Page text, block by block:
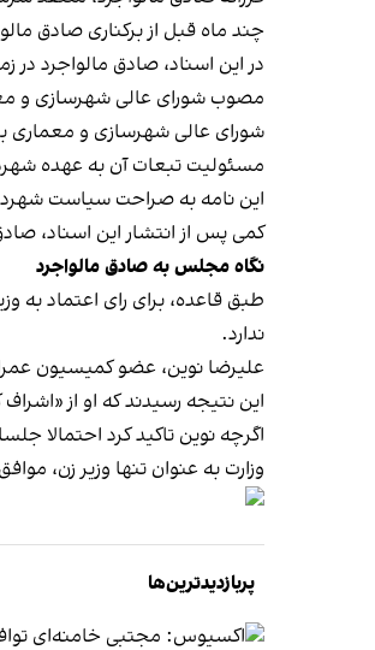
چند ماه قبل از برکناری صادق
در این اسناد، صادق مالواجرد
مصوب شورای‌ عالی شهرسازی و
شورای‌ عالی شهرسازی و معماری
مسئولیت تبعات آن به عهده
این نامه به صراحت سیاست
کمی پس از انتشار این اسناد،
نگاه مجلس به صادق مالواجرد
طبق قاعده، برای رای اعتماد
ندارد.
این نتیجه رسیدند که او از
اگرچه نوین تاکید کرد احتمالا
وزارت به عنوان تنها وزیر زن،
پربازدیدترین‌ها